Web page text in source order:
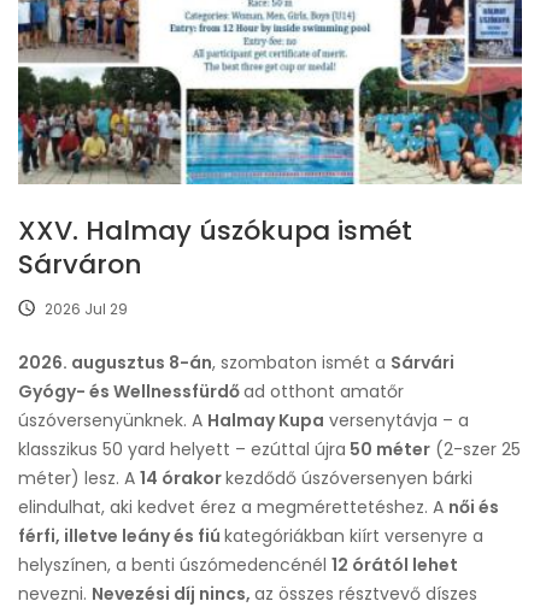
XXV. Halmay úszókupa ismét
Sárváron
2026 Jul 29
2026. augusztus 8-án, szombaton ismét a Sárvári
Gyógy- és Wellnessfürdőad otthont amatőr
úszóversenyünknek. A Halmay Kupa versenytávja – a
klasszikus 50 yard helyett – ezúttal újra 50 méter (2-szer 25
méter) lesz. A 14 órakorkezdődő úszóversenyen bárki
elindulhat, aki kedvet érez a megmérettetéshez. A női és
férfi, illetve leány és fiú kategóriákban kiírt versenyre a
helyszínen, a benti úszómedencénél 12 órától lehet
nevezni. Nevezési díj nincs, az összes résztvevő díszes